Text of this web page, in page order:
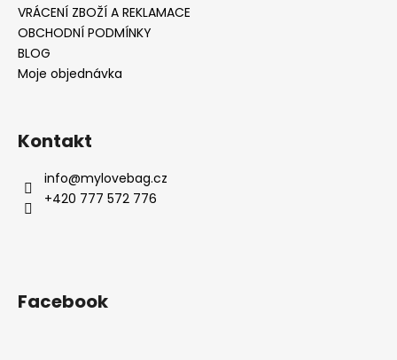
VRÁCENÍ ZBOŽÍ A REKLAMACE
OBCHODNÍ PODMÍNKY
BLOG
Moje objednávka
Kontakt
info@mylovebag.cz
+420 777 572 776
Facebook